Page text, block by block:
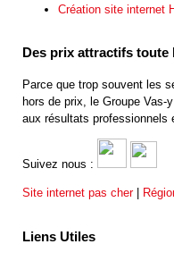
Création site internet
Des prix attractifs toute
Parce que trop souvent les
hors de prix, le Groupe
aux résultats professionnels
Suivez nous :
Site internet pas cher|
Liens Utiles